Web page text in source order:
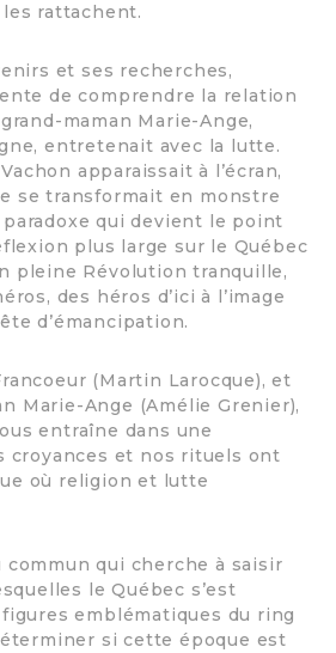
rattachent.
et ses recherches,
de comprendre la relation
maman Marie-Ange,
entretenait avec la lutte.
apparaissait à l’écran,
se transformait en monstre
paradoxe qui devient le point
plus large sur le Québec
pleine Révolution tranquille,
des héros d’ici à l’image
d’émancipation.
(Martin Larocque), et
Marie-Ange (Amélie Grenier),
entraîne dans une
croyances et nos rituels ont
où religion et lutte
commun qui cherche à saisir
le Québec s’est
emblématiques du ring
si cette époque est